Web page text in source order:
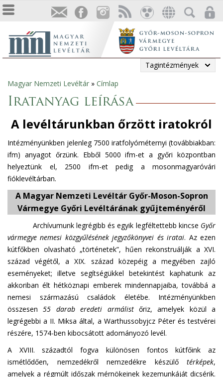
Tagintézmények
Jelenlegi
hely
Magyar Nemzeti Levéltár » Címlap
Iratanyag leírása
A levéltárunkban őrzött iratokról
Intézményünkben jelenleg 7500 iratfolyóméternyi (továbbiakban:
ifm) anyagot őrzünk. Ebből 5000 ifm-et a győri központban
helyeztünk el, 2500 ifm-et pedig a mosonmagyaróvári
fióklevéltárban.
A Magyar Nemzeti Levéltár Győr-Moson-Sopron
Vármegye Győri Levéltárának gyűjteményéről
Archívumunk legrégibb és egyik legféltettebb kincse Győr
vármegye nemesi közgyűlésének jegyzőkönyvei és iratai. Az ezen
kútfőkben olvasható „történetek”, hűen rekonstruálják a XVI.
század végétől, a XIX. század közepéig a megyében zajló
eseményeket; illetve segítségükkel betekintést kaphatunk az
akkoriban élt hétköznapi emberek mindennapjaiba, továbbá a
nemesi származású családok életébe. Intézményünkben
összesen55 darab eredeti armálistőriz, amelyek közül a
legrégebbi a II. Miksa által, a Warthussobyjcz Péter és testvérei
részére, 1574-ben kibocsátott adományozó levél.
A XVIII. századtól fogva különösen fontos kútfőink az
ismétlődően, nemzedékről nemzedékre készülő térképek,
amelyek a régmúlt időszak mérnökeinek kezemunkáját dicsérik.